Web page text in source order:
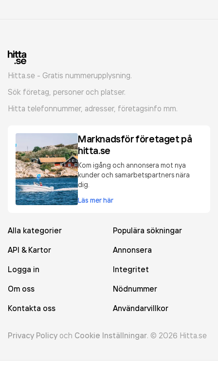
Hitta.se - Gratis nummerupplysning.
Sök företag, personer och platser.
Hitta telefonnummer, adresser, företagsinfo mm.
Marknadsför företaget på
hitta.se
Kom igång och annonsera mot nya
kunder och samarbetspartners nära
dig.
Läs mer här
Alla kategorier
Populära sökningar
API & Kartor
Annonsera
Logga in
Integritet
Om oss
Nödnummer
Kontakta oss
Användarvillkor
Privacy Policy och Cookie Inställningar. © 2026 Hitta.se